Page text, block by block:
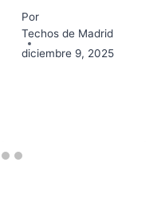
Por
Techos de Madrid
diciembre 9, 2025